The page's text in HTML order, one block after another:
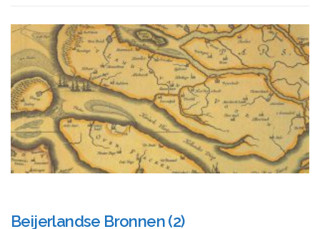
Beijerlandse Bronnen (2)